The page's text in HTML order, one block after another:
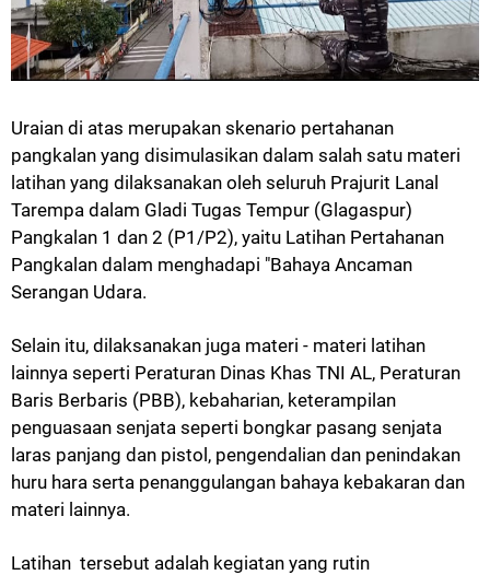
Uraian di atas merupakan skenario pertahanan
pangkalan yang disimulasikan dalam salah satu materi
latihan yang dilaksanakan oleh seluruh Prajurit Lanal
Tarempa dalam Gladi Tugas Tempur (Glagaspur)
Pangkalan 1 dan 2 (P1/P2), yaitu Latihan Pertahanan
Pangkalan dalam menghadapi "Bahaya Ancaman
Serangan Udara.
Selain itu, dilaksanakan juga materi - materi latihan
lainnya seperti Peraturan Dinas Khas TNI AL, Peraturan
Baris Berbaris (PBB), kebaharian, keterampilan
penguasaan senjata seperti bongkar pasang senjata
laras panjang dan pistol, pengendalian dan penindakan
huru hara serta penanggulangan bahaya kebakaran dan
materi lainnya.
Latihan tersebut adalah kegiatan yang rutin